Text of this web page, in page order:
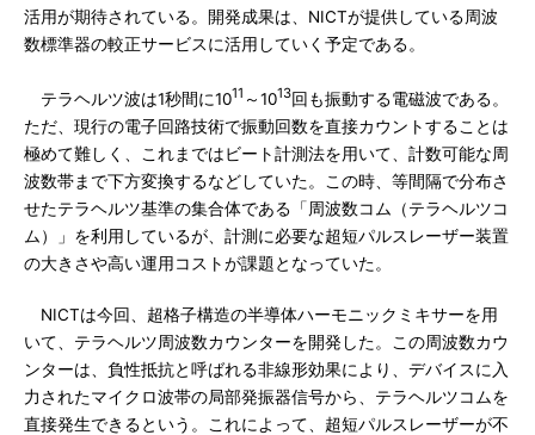
活用が期待されている。開発成果は、NICTが提供している周波
数標準器の較正サービスに活用していく予定である。
テラヘルツ波は1秒間に1011 ～1013回も振動する電磁波である。
ただ、現行の電子回路技術で振動回数を直接カウントすることは
極めて難しく、これまではビート計測法を用いて、計数可能な周
波数帯まで下方変換するなどしていた。この時、等間隔で分布さ
せたテラヘルツ基準の集合体である「周波数コム（テラヘルツコ
ム）」を利用しているが、計測に必要な超短パルスレーザー装置
の大きさや高い運用コストが課題となっていた。
NICTは今回、超格子構造の半導体ハーモニックミキサーを用
いて、テラヘルツ周波数カウンターを開発した。この周波数カウ
ンターは、負性抵抗と呼ばれる非線形効果により、デバイスに入
力されたマイクロ波帯の局部発振器信号から、テラヘルツコムを
直接発生できるという。これによって、超短パルスレーザーが不